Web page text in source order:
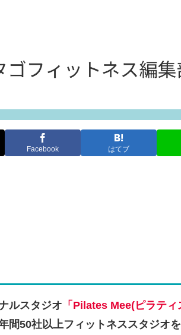
Facebook はてブ
ルスタジオ 「Pilates Mee(ピラテ
間50社以上フィットネススタジオ